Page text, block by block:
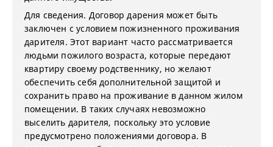
Для сведения. Договор дарения может быть
заключен с условием пожизненного проживания
дарителя. Этот вариант часто рассматривается
людьми пожилого возраста, которые передают
квартиру своему родственнику, но желают
обеспечить себя дополнительной защитой и
сохранить право на проживание в данном жилом
помещении. В таких случаях невозможно
выселить дарителя, поскольку это условие
предусмотрено положениями договора. В